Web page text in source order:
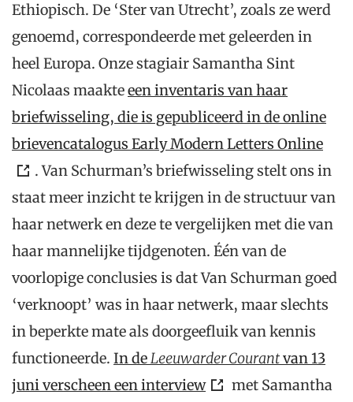
Ethiopisch. De ‘Ster van Utrecht’, zoals ze werd
genoemd, correspondeerde met geleerden in
heel Europa. Onze stagiair Samantha Sint
Nicolaas maakteeen inventaris van haar
briefwisseling, die is gepubliceerd in de online
brievencatalogus Early Modern Letters Online
. Van Schurman’s briefwisseling stelt ons in
staat meer inzicht te krijgen in de structuur van
haar netwerk en deze te vergelijken met die van
haar mannelijke tijdgenoten. Één van de
voorlopige conclusies is dat Van Schurman goed
‘verknoopt’ was in haar netwerk, maar slechts
in beperkte mate als doorgeefluik van kennis
functioneerde. In deLeeuwarder Courantvan 13
juni verscheen een interview
met Samantha